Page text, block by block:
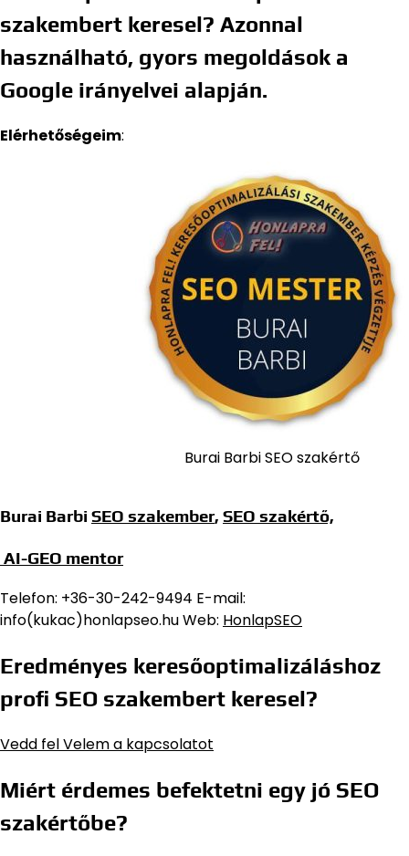
szakembert keresel? Azonnal
használható, gyors megoldások a
Google irányelvei alapján.
Elérhetőségeim:
Burai Barbi SEO szakértő
Burai Barbi SEO szakember, SEO szakértő,
AI-GEO mentor
Telefon: +36-30-242-9494 E-mail:
info(kukac)honlapseo.hu Web: HonlapSEO
Eredményes keresőoptimalizáláshoz
profi SEO szakembert keresel?
Vedd fel Velem a kapcsolatot
Miért érdemes befektetni egy jó SEO
szakértőbe?